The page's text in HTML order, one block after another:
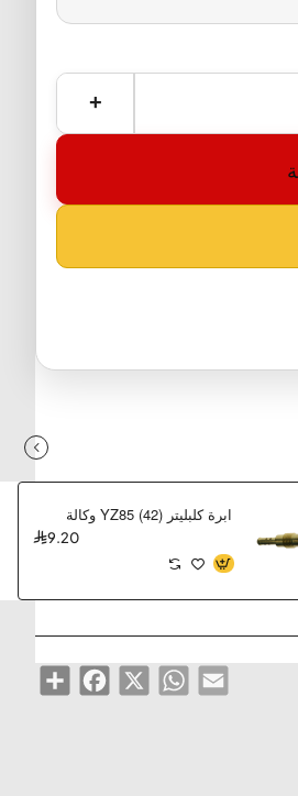
ابرة كلبليتر (42) YZ85 وكالة
9.20
Share
Facebook X
WhatsApp Email